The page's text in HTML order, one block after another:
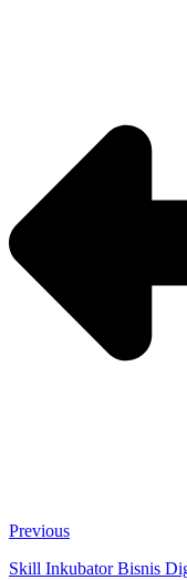
Previous
Skill Inkubator Bisnis